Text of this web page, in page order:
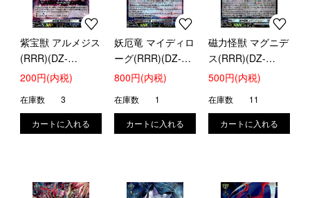
紫宝獣 アルメジス
(RRR)(DZ-
SS16/008)
200円(内税)
在庫数 3
妖厄竜 マイディロ
ーグ(RRR)(DZ-
SS16/009)
800円(内税)
在庫数 1
磁力怪獣 マグニデ
ス(RRR)(DZ-
SS16/010)
500円(内税)
在庫数 11